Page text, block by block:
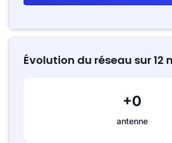
Évolution du réseau sur 12
+0
antenne